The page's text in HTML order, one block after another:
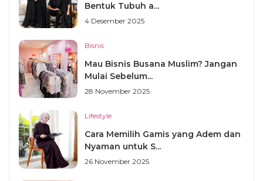
Bentuk Tubuh a...
4 Desember 2025
Bisnis
Mau Bisnis Busana Muslim? Jangan
Mulai Sebelum...
28 November 2025
Lifestyle
Cara Memilih Gamis yang Adem dan
Nyaman untuk S...
26 November 2025